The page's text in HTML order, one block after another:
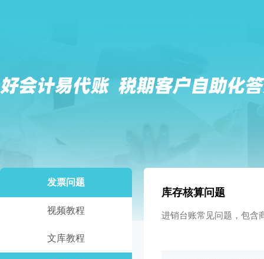
发票问题
视频教程
文库教程
库存核算问题
进销台账常见问题，包含